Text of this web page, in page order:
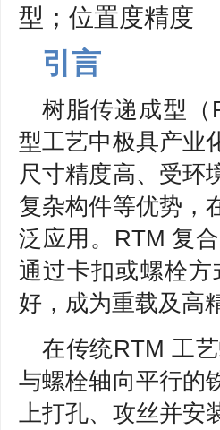
型；位置度精度
引言
树脂传递成型（
型工艺中极具产业
尺寸精度高、受环
复杂构件等优势，
泛应用。RTM 复
通过卡扣或螺栓
好，成为重载及高
在传统RTM 工
与螺栓轴向平行的
上打孔、攻丝并